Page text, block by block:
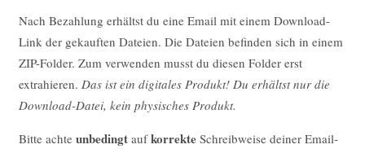
Nach Bezahlung erhältst du eine Email mit einem Download-
Link der gekauften Dateien. Die Dateien befinden sich in einem
ZIP-Folder. Zum verwenden musst du diesen Folder erst
extrahieren. Das ist ein digitales Produkt! Du erhältst nur die
Download-Datei, kein physisches Produkt.
Bitte achte unbedingtaufkorrekteSchreibweise deiner Email-